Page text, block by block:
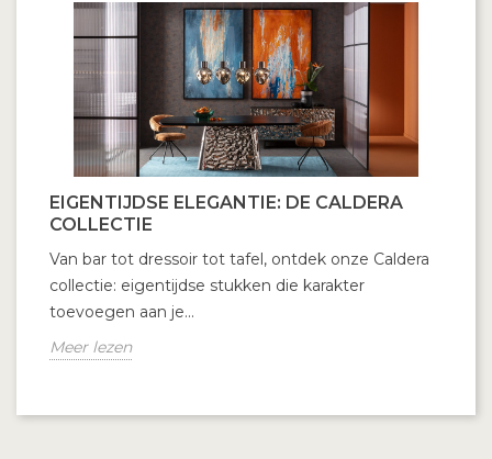
EIGENTIJDSE ELEGANTIE: DE CALDERA
COLLECTIE
Van bar tot dressoir tot tafel, ontdek onze Caldera
collectie: eigentijdse stukken die karakter
toevoegen aan je...
Meer lezen